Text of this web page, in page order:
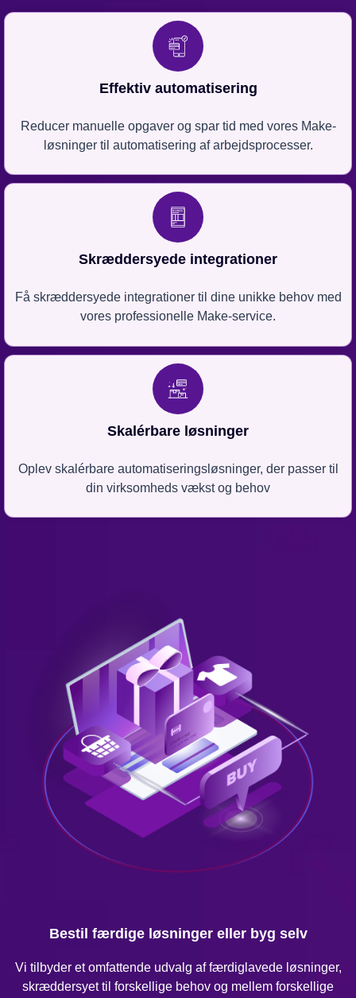
Effektiv automatisering
Reducer manuelle opgaver og spar tid med vores Make-
løsninger til automatisering af arbejdsprocesser.
Skræddersyede integrationer
Få skræddersyede integrationer til dine unikke behov med
vores professionelle Make-service.
Skalérbare løsninger
Oplev skalérbare automatiseringsløsninger, der passer til
din virksomheds vækst og behov
Bestil færdige løsninger eller byg selv
Vi tilbyder et omfattende udvalg af færdiglavede løsninger,
skræddersyet til forskellige behov og mellem forskellige